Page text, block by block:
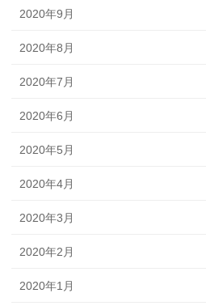
2020年9月
2020年8月
2020年7月
2020年6月
2020年5月
2020年4月
2020年3月
2020年2月
2020年1月